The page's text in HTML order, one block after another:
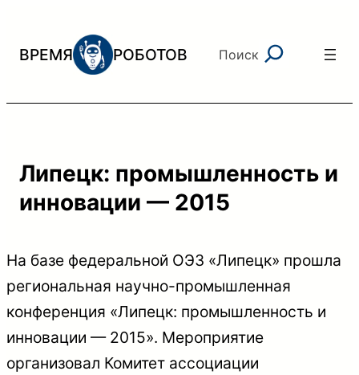
содержимому
ВРЕМЯ РОБОТОВ Поиск Поиск
Липецк: промышленность и
инновации — 2015
На базе федеральной ОЭЗ «Липецк» прошла
региональная научно-промышленная
конференция «Липецк: промышленность и
инновации — 2015». Мероприятие
организовал Комитет ассоциации